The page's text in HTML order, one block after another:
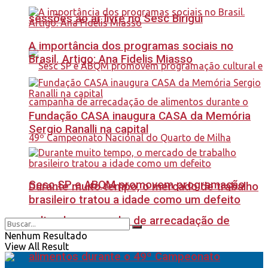
sessões ao ar livre no Sesc Birigui
Sesc SP e ABQM promovem programação
cultural e campanha de arrecadação de
alimentos durante o 49º Campeonato
A importância dos programas sociais no
Brasil. Artigo: Ana Fidelis Miasso
Fundação CASA inaugura CASA da Memória
Sergio Ranalli na capital
Durante muito tempo, o mercado de trabalho
brasileiro tratou a idade como um defeito
Nenhum Resultado
View All Result